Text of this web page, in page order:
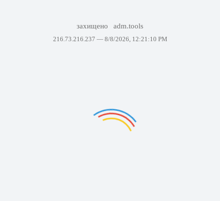
захищено adm.tools
216.73.216.237 — 8/8/2026, 12:21:10 PM